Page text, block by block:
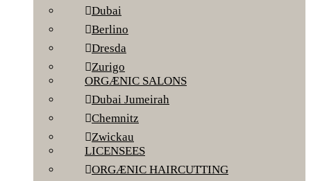
Dubai
Berlino
Dresda
Zurigo
ORGÆNIC SALONS
Dubai Jumeirah
Chemnitz
Zwickau
LICENSEES
ORGÆNIC HAIRCUTTING